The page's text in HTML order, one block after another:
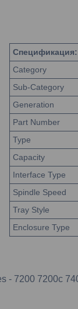
Спецификация:
Category
Sub-Category
Generation
Part Number
Type
Capacity
Interface Type
Spindle Speed
Tray Style
Enclosure Type
- 7200 7200c